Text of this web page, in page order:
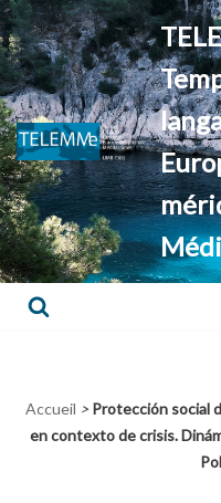
Aller
au
contenu
Accueil > Protección social
en contexto de crisis.